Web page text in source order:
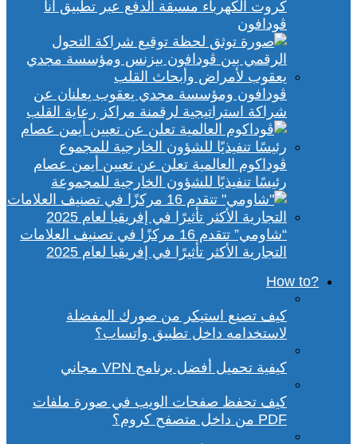
كروت الكهرباء مسبقة الدفع عبر تطبيق أنا
ڤودافون
ڤودافون ومؤسسة مجدي يعقوب يعلنان عن
شراكة استراتيجية لرقمنة مراكز رعاية القلب
ڤوداكوم العالمية تعلن عن تعيين أيمن عصام
رئيسًا تنفيذيًا للشؤون الخارجية للمجموعة
“شاومي” تتقدم 16 مركزًا في تصنيف العلامات
التجارية الأكثر تأثيرًا في إفريقيا لعام 2025
?How to
كيف تصنع استيكر من صورك المفضلة
لاستخدامه داخل تطبيق واتساب؟
كيفية تحميل أفضل برنامج VPN مجاني
كيف تحفظ صفحات الويب في صورة ملفات
PDF من داخل متصفح كروم؟